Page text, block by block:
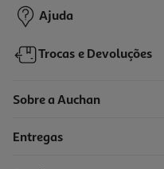
Ajuda
Trocas e Devoluções
Sobre a Auchan
Entregas